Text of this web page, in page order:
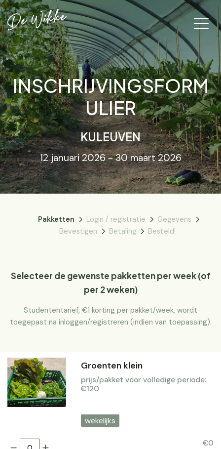
INSCHRIJVINGSFORM
ULIER
KULEUVEN
12 januari 2026 - 30 maart 2026
Pakketten Login / registratie
Gegevens
Bevestigen
Betaling Besteld!
Selecteer de gewenste pakketten per week (of
per 2 weken)
Studententarief, €1 korting per pakket/week, wordt
toegepast na inloggen/registreren (indien van toepassing).
Groenten klein
prijs/pakket voor volledige periode:
€120
wekelijks
€0